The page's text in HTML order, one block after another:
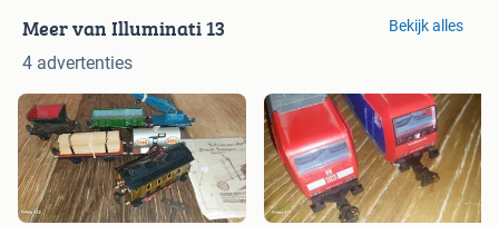
Meer van Illuminati 13
4 advertenties
Bekijk alles